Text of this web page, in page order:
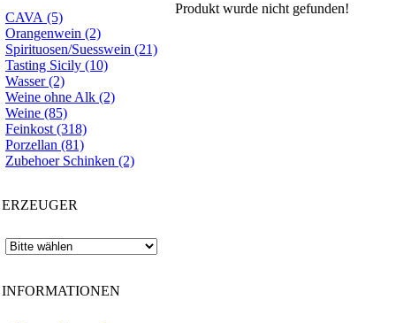
CAVA (5)
Orangenwein (2)
Spirituosen/Suesswein (21)
Tasting Sicily (10)
Wasser (2)
Weine ohne Alk (2)
Weine (85)
Feinkost (318)
Porzellan (81)
Zubehoer Schinken (2)
ERZEUGER
INFORMATIONEN
Produkt wurde nicht gefunden!